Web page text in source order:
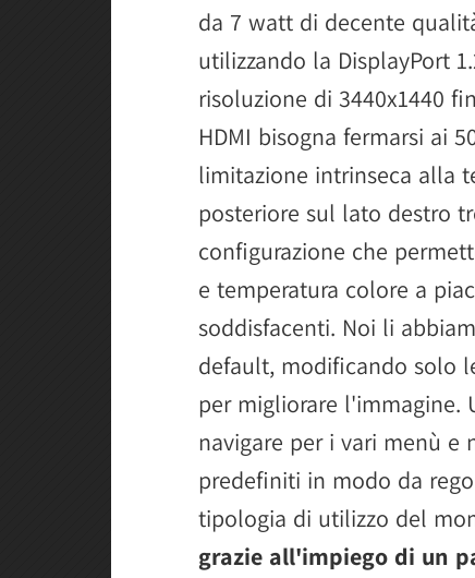
da 7 watt di decente
utilizzando la DisplayPort
risoluzione di 3440x1440
HDMI bisogna fermarsi ai
limitazione intrinseca alla
posteriore sul lato destro
configurazione che
e temperatura colore a
soddisfacenti. Noi li
default, modificando solo
per migliorare l'immagine.
navigare per i vari menù e
predefiniti in modo da
tipologia di utilizzo del
grazie all'impiego di un